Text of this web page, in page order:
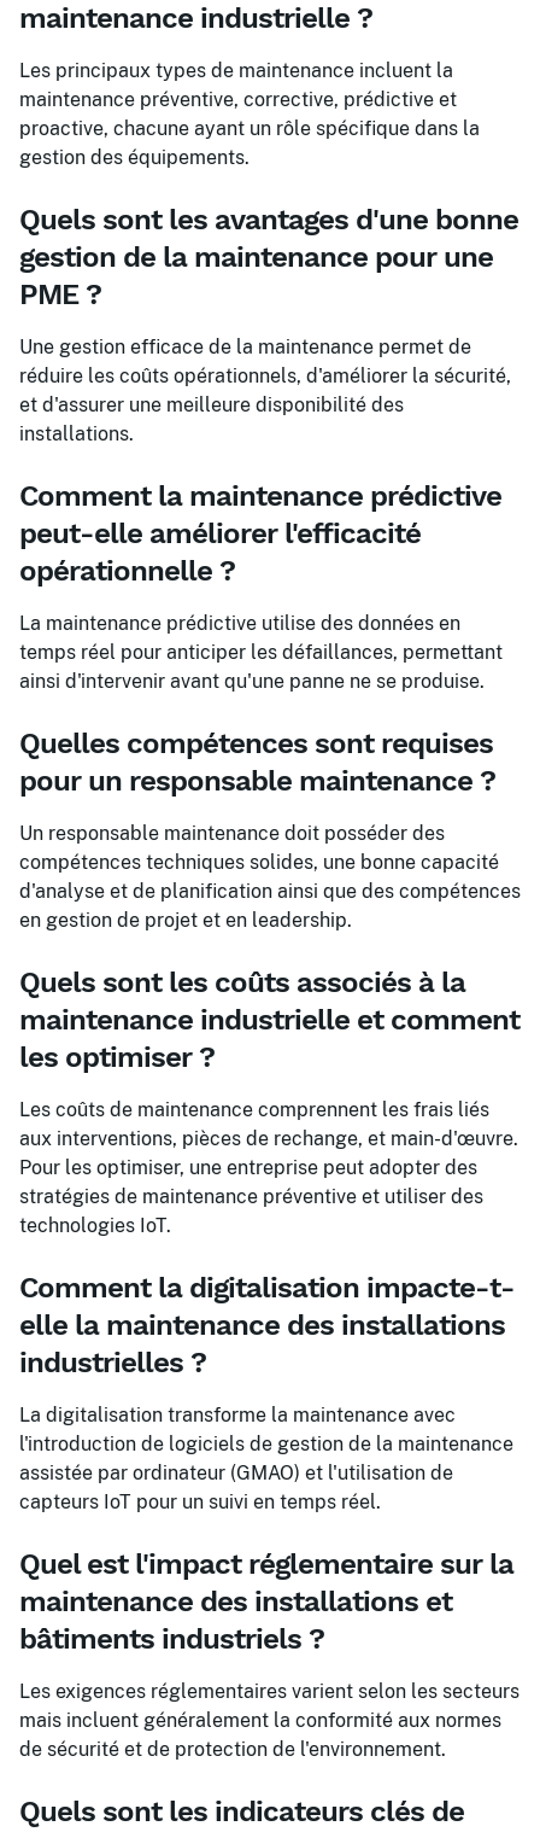
maintenance industrielle ?
Les principaux types de maintenance incluent la
maintenance préventive, corrective, prédictive et
proactive, chacune ayant un rôle spécifique dans la
gestion des équipements.
Quels sont les avantages d'une bonne
gestion de la maintenance pour une
PME ?
Une gestion efficace de la maintenance permet de
réduire les coûts opérationnels, d'améliorer la sécurité,
et d'assurer une meilleure disponibilité des
installations.
Comment la maintenance prédictive
peut-elle améliorer l'efficacité
opérationnelle ?
La maintenance prédictive utilise des données en
temps réel pour anticiper les défaillances, permettant
ainsi d'intervenir avant qu'une panne ne se produise.
Quelles compétences sont requises
pour un responsable maintenance ?
Un responsable maintenance doit posséder des
compétences techniques solides, une bonne capacité
d'analyse et de planification ainsi que des compétences
en gestion de projet et en leadership.
Quels sont les coûts associés à la
maintenance industrielle et comment
les optimiser ?
Les coûts de maintenance comprennent les frais liés
aux interventions, pièces de rechange, et main-d'œuvre.
Pour les optimiser, une entreprise peut adopter des
stratégies de maintenance préventive et utiliser des
technologies IoT.
Comment la digitalisation impacte-t-
elle la maintenance des installations
industrielles ?
La digitalisation transforme la maintenance avec
l'introduction de logiciels de gestion de la maintenance
assistée par ordinateur (GMAO) et l'utilisation de
capteurs IoT pour un suivi en temps réel.
Quel est l'impact réglementaire sur la
maintenance des installations et
bâtiments industriels ?
Les exigences réglementaires varient selon les secteurs
mais incluent généralement la conformité aux normes
de sécurité et de protection de l'environnement.
Quels sont les indicateurs clés de